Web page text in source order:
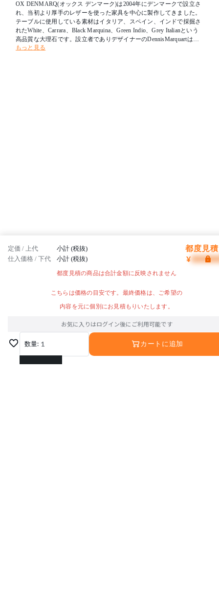
OX DENMARQ(オックス デンマーク)は2004年にデンマークで設立さ
れ、当初より厚手のレザーを使った家具を中心に製作してきました。
テーブルに使用している素材はイタリア、スペイン、インドで採掘さ
れたWhite、Carrara、Black Marquina、Green Indio、Grey Italianという
高品質な大理石です。設立者でありデザイナーのDennisMarquartはコ
ペンハーゲンのデンマーク王立芸術アカデミーでデザインを学び、デ
もっと見る
定価 / 上代 小計 (税抜) 都度見
仕入価格 / 下代 小計 (税抜) ¥
都度見積の商品は合計金額に反映されません
こちらは価格の目安です。最終価格は、ご希望の
内容を元に個別にお見積もりいたします。
お気に入りはログイン後にご利用可能です
数量: 1
1
カートに追加